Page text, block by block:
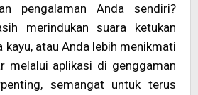
pengalaman Anda sendiri?
merindukan suara ketukan
atau Anda lebih menikmati
melalui aplikasi di genggaman
semangat untuk terus